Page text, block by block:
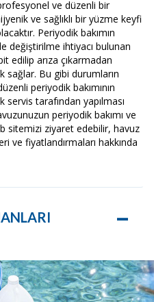
ve düzenli bir
ve sağlıklı bir yüzme keyfi
Periyodik bakımın
değiştirilme ihtiyacı bulunan
edilip arıza çıkarmadan
sağlar. Bu gibi durumların
periyodik bakımının
tarafından yapılması
periyodik bakımı ve
sitemizi ziyaret edebilir, havuz
ve fiyatlandırmaları hakkında
–